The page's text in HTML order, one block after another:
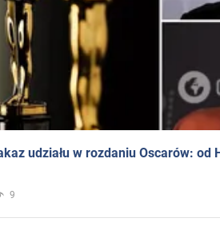
udziału w rozdaniu Oscarów: od
9